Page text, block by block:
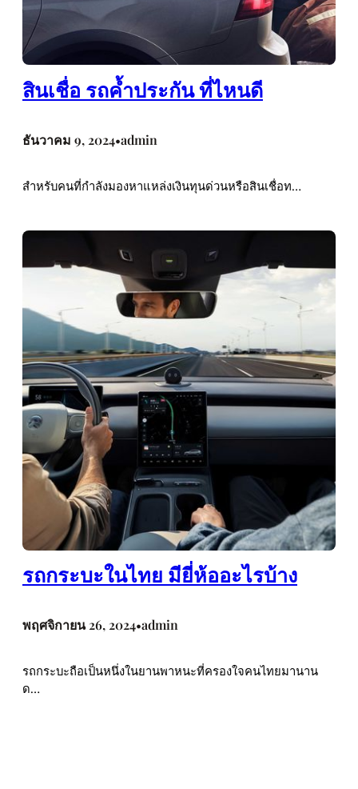
สินเชื่อ รถค้ำประกัน ที่ไหนดี
ธันวาคม 9, 2024•admin
สำหรับคนที่กำลังมองหาแหล่งเงินทุนด่วนหรือสินเชื่อท…
รถกระบะในไทย มียี่ห้ออะไรบ้าง
พฤศจิกายน 26, 2024•admin
รถกระบะถือเป็นหนึ่งในยานพาหนะที่ครองใจคนไทยมานาน
ด…